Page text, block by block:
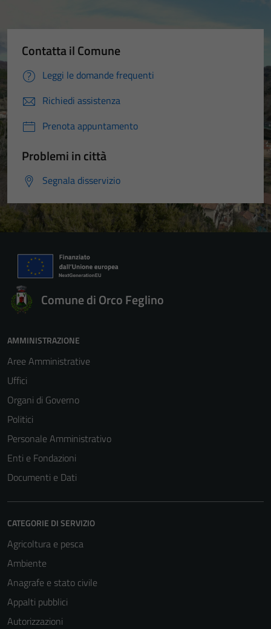
Contatta il Comune
Leggi le domande frequenti
Richiedi assistenza
Prenota appuntamento
Problemi in città
Segnala disservizio
Comune di Orco Feglino
AMMINISTRAZIONE
Aree Amministrative
Uffici
Organi di Governo
Politici
Personale Amministrativo
Enti e Fondazioni
Documenti e Dati
CATEGORIE DI SERVIZIO
Agricoltura e pesca
Ambiente
Anagrafe e stato civile
Appalti pubblici
Autorizzazioni